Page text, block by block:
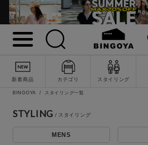
新着商品 カテゴリ スタイリング
BINGOYA スタイリング一覧
STYLING
MENS